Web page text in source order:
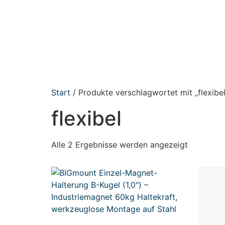
Start / Produkte verschlagwortet mit
flexibel
Alle 2 Ergebnisse werden angezeigt